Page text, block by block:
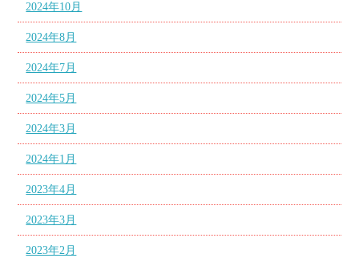
2024年10月
2024年8月
2024年7月
2024年5月
2024年3月
2024年1月
2023年4月
2023年3月
2023年2月